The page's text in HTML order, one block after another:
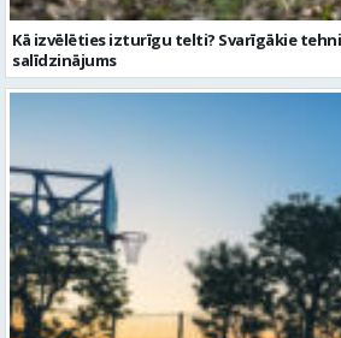
Sporta vakari kļūst par daļu no Valmieras